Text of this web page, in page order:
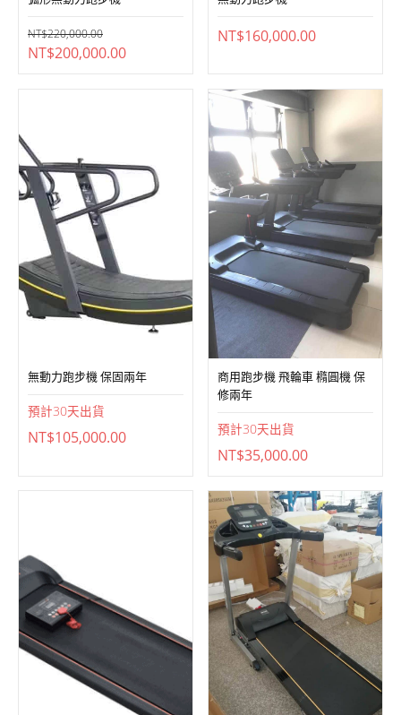
價
格：
NT$200,000.00。
無動力跑步機 保固兩年
NT$105,000.00
商用跑步機 飛輪車 橢圓機 保
修兩年
預計30天出貨
NT$35,000.00